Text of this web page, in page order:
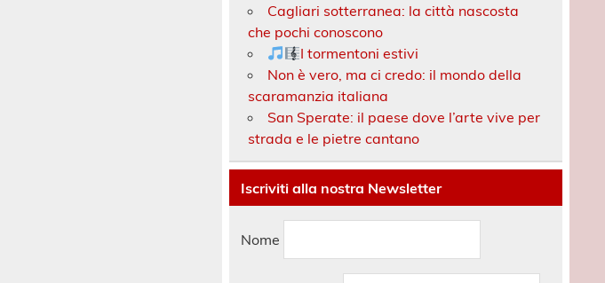
Cagliari sotterranea: la città nascosta
che pochi conoscono
I tormentoni estivi
Non è vero, ma ci credo: il mondo della
scaramanzia italiana
San Sperate: il paese dove l’arte vive per
strada e le pietre cantano
Iscriviti alla nostra Newsletter
Nome